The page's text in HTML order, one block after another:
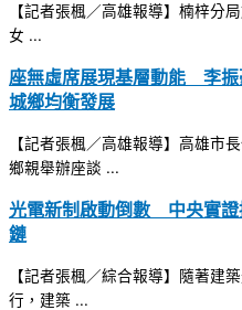
【記者張楓／高雄報導】楠梓分
女 ...
座無虛席展現基層動能 李
城鄉均衡發展
【記者張楓／高雄報導】高雄市
鄉親舉辦座談 ...
光電新制啟動倒數 中央實證
鏈
【記者張楓／綜合報導】隨著建
行，建築 ...